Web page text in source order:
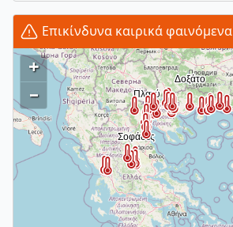
Επικίνδυνα καιρικά φαινόμενα
+
–